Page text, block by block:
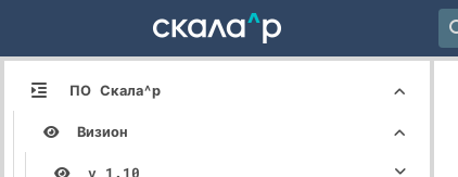
ПО Скала^р
Визион
v 1.10